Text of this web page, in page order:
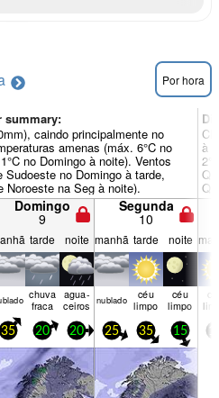
Por hora
summary:
caindo principalmente no
amenas (máx. 6°C no
no Domingo à noite). Ventos
Sudoeste no Domingo à tarde,
Noroeste na Seg à noite).
à
Domingo
9
Segunda
10
tarde noite manhã tarde noite
chuva
fraca
agua­
ceiros nubl­ado céu
limpo
céu
limpo
35 20 20 25 35 15